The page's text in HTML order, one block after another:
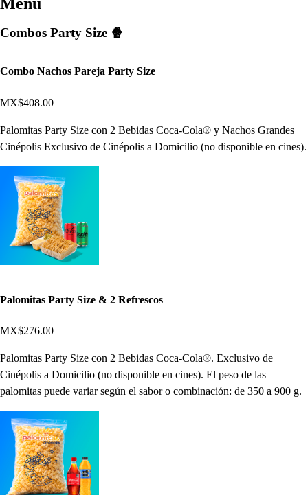
Combos Party Size 🍿
Combo Nachos Pareja Party Size
MX$408.00
Palomitas Party Size con 2 Bebidas Coca-Cola® y Nachos Grandes
Cinépolis Exclusivo de Cinépolis a Domicilio (no disponible en cines).
Palomitas Party Size & 2 Refrescos
MX$276.00
Palomitas Party Size con 2 Bebidas Coca-Cola®. Exclusivo de
Cinépolis a Domicilio (no disponible en cines). El peso de las
palomitas puede variar según el sabor o combinación: de 350 a 900 g.